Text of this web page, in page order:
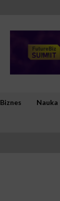
Biznes Nauka